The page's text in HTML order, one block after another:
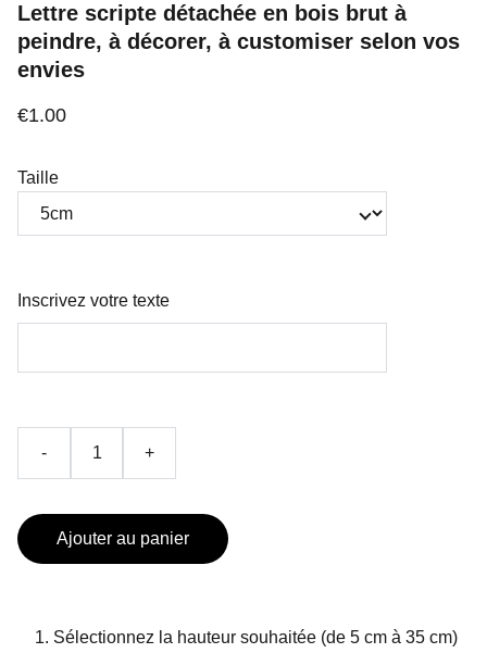
Lettre scripte détachée en bois brut à
peindre, à décorer, à customiser selon vos
envies
€1.00
Taille
Inscrivez votre texte
- +
Ajouter au panier
Sélectionnez la hauteur souhaitée (de 5 cm à 35 cm)